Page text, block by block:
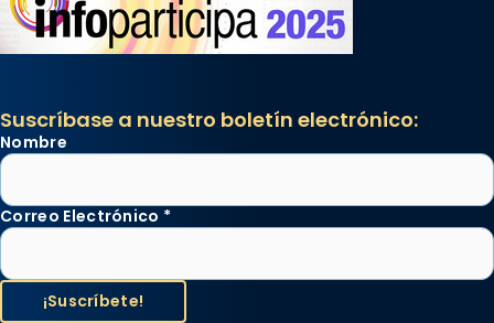
Suscríbase a nuestro boletín electrónico:
Nombre
Correo Electrónico *